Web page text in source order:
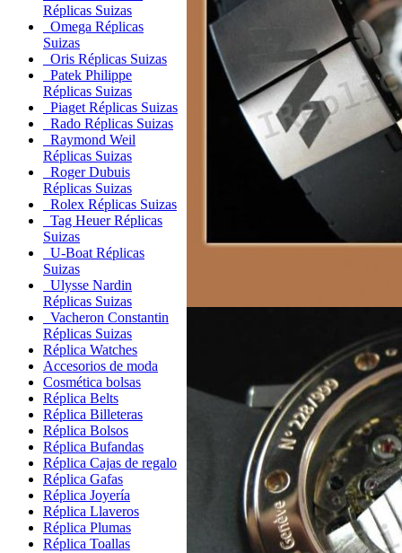
Réplicas Suizas
Omega Réplicas
Suizas
Oris Réplicas Suizas
Patek Philippe
Réplicas Suizas
Piaget Réplicas Suizas
Rado Réplicas Suizas
Raymond Weil
Réplicas Suizas
Roger Dubuis
Réplicas Suizas
Rolex Réplicas Suizas
Tag Heuer Réplicas
Suizas
U-Boat Réplicas
Suizas
Ulysse Nardin
Réplicas Suizas
Vacheron Constantin
Réplicas Suizas
Réplica Watches
Accesorios de moda
Cosmética bolsas
Réplica Belts
Réplica Billeteras
Réplica Bolsos
Réplica Bufandas
Réplica Cajas de regalo
Réplica Gafas
Réplica Joyería
Réplica Llaveros
Réplica Plumas
Réplica Toallas